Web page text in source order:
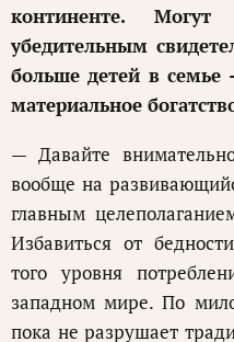
континенте.
убедительным
больше детей в семье
материальное
— Давайте
вообще на
главным
Избавиться от
того уровня
западном мире. По
пока не разрушает